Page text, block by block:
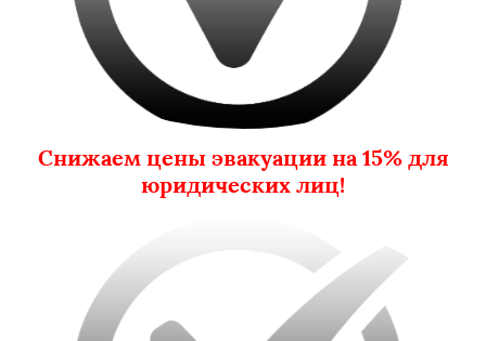
Снижаем цены эвакуации на 15% для
юридических лиц!